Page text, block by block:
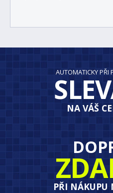
AUTOMATICKY PŘI
NA VÁŠ
PŘI NÁKUPU